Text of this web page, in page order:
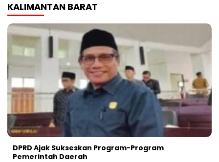
KALIMANTAN BARAT
DPRD Ajak Sukseskan Program-Program
Pemerintah Daerah